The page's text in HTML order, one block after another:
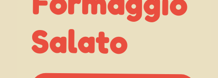
Salato